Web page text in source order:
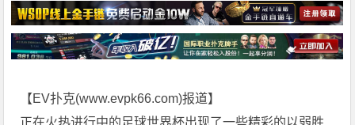
【EV扑克(www.evpk66.com)报道】